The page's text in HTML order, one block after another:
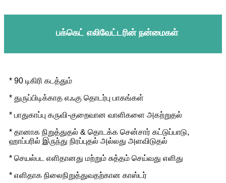
பக்கெட் எலிவேட்டரின் நன்மைகள்
* 90 டிகிரி கடத்தும்
* துருப்பிடிக்காத எஃகு தொடர்பு பாகங்கள்
* பாதுகாப்பு கருவி-குறைவான வாளிகளை அகற்றுதல்
* தானாக நிறுத்துதல் & தொடக்க சென்சார் கட்டுப்பாடு,
ஹாப்பரில் இருந்து நிரப்புதல் அல்லது அளவிடுதல்
* செயல்பட எளிதானது மற்றும் சுத்தம் செய்வது எளிது
* எளிதாக நிலைநிறுத்துவதற்கான காஸ்டர்